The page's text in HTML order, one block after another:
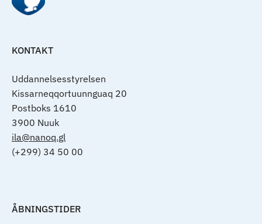
KONTAKT
Uddannelsesstyrelsen
Kissarneqqortuunnguaq 20
Postboks 1610
3900 Nuuk
ila@nanoq.gl
(+299) 34 50 00
ÅBNINGSTIDER